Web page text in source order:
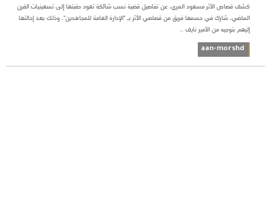
كشف قصاص الأثر مسعود المري، عن تفاصيل قضية نسب شائكة تعود حقبتها إلى تسعينيات القرن
الماضي، شارك في حسمها فريق من قصاصي الأثر بـ "الإدارة العامة للمجاهدين"، وذلك بعد إحالتها
إليهم بتوجيه من الأمير نايف ...
aan-morshd